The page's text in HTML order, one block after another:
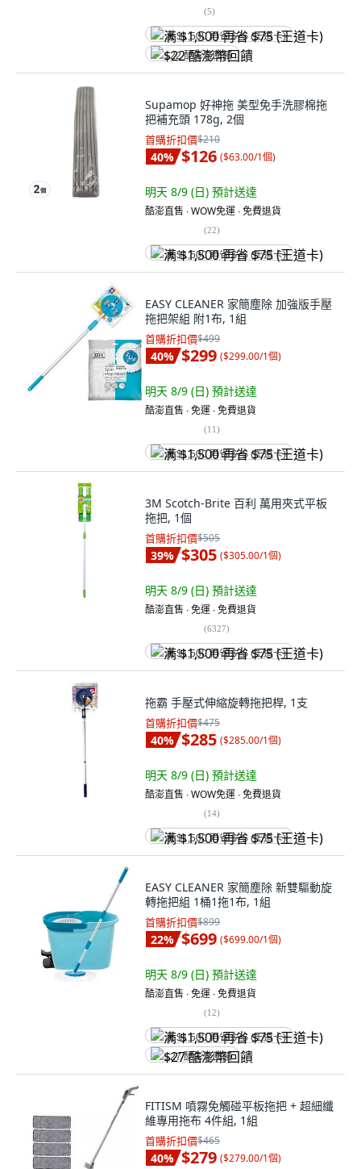
(5)
满 $1,500 再省 $75 (王道卡)
$22 酷澎幣回饋
Supamop 好神拖 美型免手洗膠棉拖
把補充頭 178g, 2個
首購折扣價$210
40% $126 ($63.00/1個)
明天 8/9 (日) 預計送達
酷澎直售 ∙ WOW免運 ∙ 免費退貨
(22)
满 $1,500 再省 $75 (王道卡)
EASY CLEANER 家簡塵除 加強版手壓
拖把架組 附1布, 1組
首購折扣價$499
40% $299 ($299.00/1個)
明天 8/9 (日) 預計送達
酷澎直售 ∙ 免運 ∙ 免費退貨
(11)
满 $1,500 再省 $75 (王道卡)
3M Scotch-Brite 百利 萬用夾式平板
拖把, 1個
首購折扣價$505
39% $305 ($305.00/1個)
明天 8/9 (日) 預計送達
酷澎直售 ∙ 免運 ∙ 免費退貨
(6327)
满 $1,500 再省 $75 (王道卡)
拖霸 手壓式伸縮旋轉拖把桿, 1支
首購折扣價$475
40% $285 ($285.00/1個)
明天 8/9 (日) 預計送達
酷澎直售 ∙ WOW免運 ∙ 免費退貨
(14)
满 $1,500 再省 $75 (王道卡)
EASY CLEANER 家簡塵除 新雙驅動旋
轉拖把組 1桶1拖1布, 1組
首購折扣價$899
22% $699 ($699.00/1個)
明天 8/9 (日) 預計送達
酷澎直售 ∙ 免運 ∙ 免費退貨
(12)
满 $1,500 再省 $75 (王道卡)
$27 酷澎幣回饋
FITISM 噴霧免觸碰平板拖把 + 超細纖
維專用拖布 4件組, 1組
首購折扣價$465
40% $279 ($279.00/1個)